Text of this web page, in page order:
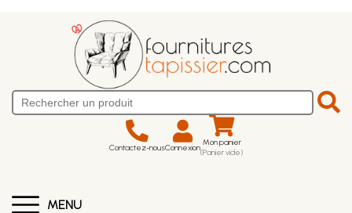
Contactez-nousConnexion Mon panier
(Panier vide)
MENU